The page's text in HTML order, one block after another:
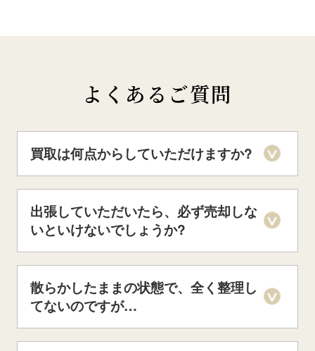
よくあるご質問
買取は何点からしていただけますか?
出張していただいたら、必ず売却しな
いといけないでしょうか?
散らかしたままの状態で、全く整理し
てないのですが…